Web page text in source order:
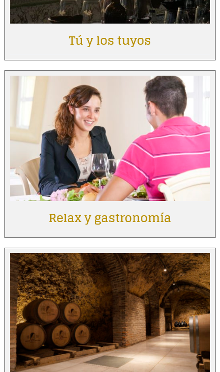
Tú y los tuyos
Relax y gastronomía